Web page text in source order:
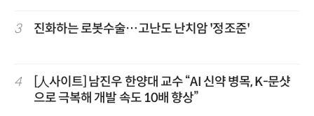
3 진화하는 로봇수술…고난도 난치암 '정조준'
4
[人사이트] 남진우 한양대 교수 “AI 신약 병목, K-문샷
으로 극복해 개발 속도 10배 향상”